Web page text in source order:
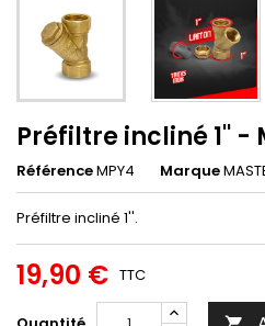
Préfiltre incliné 1'' -
RéférenceMPY4 Marque
Préfiltre incliné 1''.
19,90 € TTC